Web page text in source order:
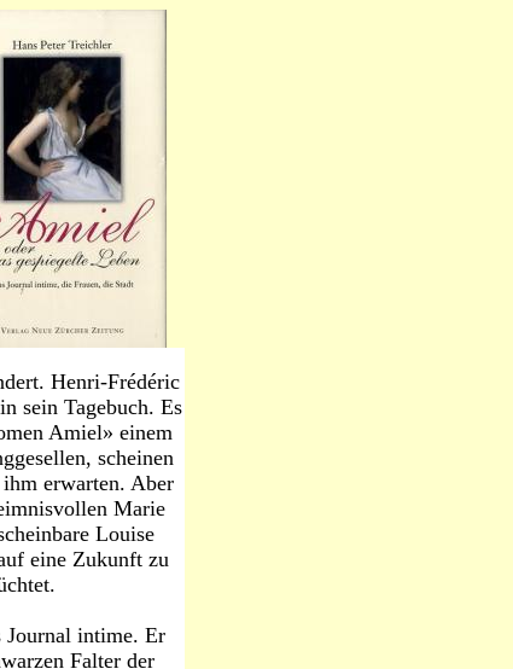
Henri-Frédéric
sein Tagebuch. Es
Amiel» einem
scheinen
erwarten. Aber
Marie
Louise
eine Zukunft zu
Journal intime. Er
Falter der